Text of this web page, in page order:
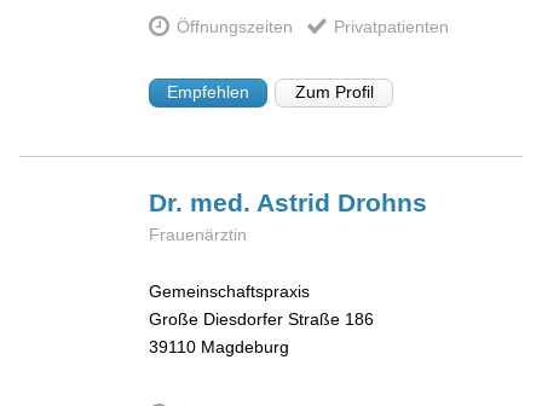
Öffnungszeiten Privatpatienten
Empfehlen Zum Profil
Dr. med. Astrid Drohns
Frauenärztin
Gemeinschaftspraxis
Große Diesdorfer Straße 186
39110 Magdeburg